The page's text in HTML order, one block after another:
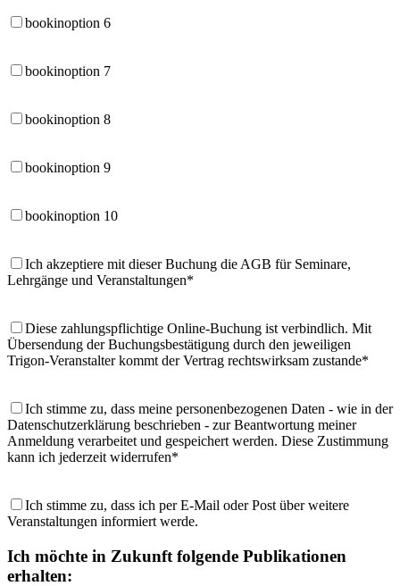
bookinoption 6
bookinoption 7
bookinoption 8
bookinoption 9
bookinoption 10
Ich akzeptiere mit dieser Buchung die AGB für Seminare,
Lehrgänge und Veranstaltungen*
Diese zahlungspflichtige Online-Buchung ist verbindlich. Mit
Übersendung der Buchungsbestätigung durch den jeweiligen
Trigon-Veranstalter kommt der Vertrag rechtswirksam zustande*
Ich stimme zu, dass meine personenbezogenen Daten - wie in der
Datenschutzerklärung beschrieben - zur Beantwortung meiner
Anmeldung verarbeitet und gespeichert werden. Diese Zustimmung
kann ich jederzeit widerrufen*
Ich stimme zu, dass ich per E-Mail oder Post über weitere
Veranstaltungen informiert werde.
Ich möchte in Zukunft folgende Publikationen
erhalten: